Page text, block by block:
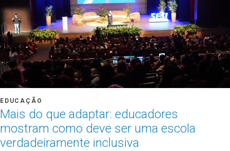
EDUCAÇÃO
Mais do que adaptar: educadores
mostram como deve ser uma escola
verdadeiramente inclusiva